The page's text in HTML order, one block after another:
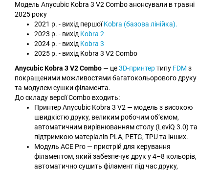
Модель Anycubic Kobra 3 V2 Combo анонсували в травні
2025 року
2021 р. - вихід першоїKobra (базова лінійка).
2023 р. - вихід Kobra 2
2024 р. - вихід Kobra 3
2025 р. - вихід Kobra 3 V2 Combo
Anycubic Kobra 3 V2 Combo — це3D-принтертипу FDM з
покращеними можливостями багатокольорового друку
та модулем сушки філамента.
До складу версії Combo входить:
Принтер Anycubic Kobra 3 V2 — модель з високою
швидкістю друку, великим робочим об’ємом,
автоматичним вирівнюванням столу (LeviQ 3.0) та
підтримкою матеріалів PLA, PETG, TPU та інших.
Модуль ACE Pro — пристрій для керування
філаментом, який забезпечує друк у 4–8 кольорів,
автоматично сушить філамент під час друку,